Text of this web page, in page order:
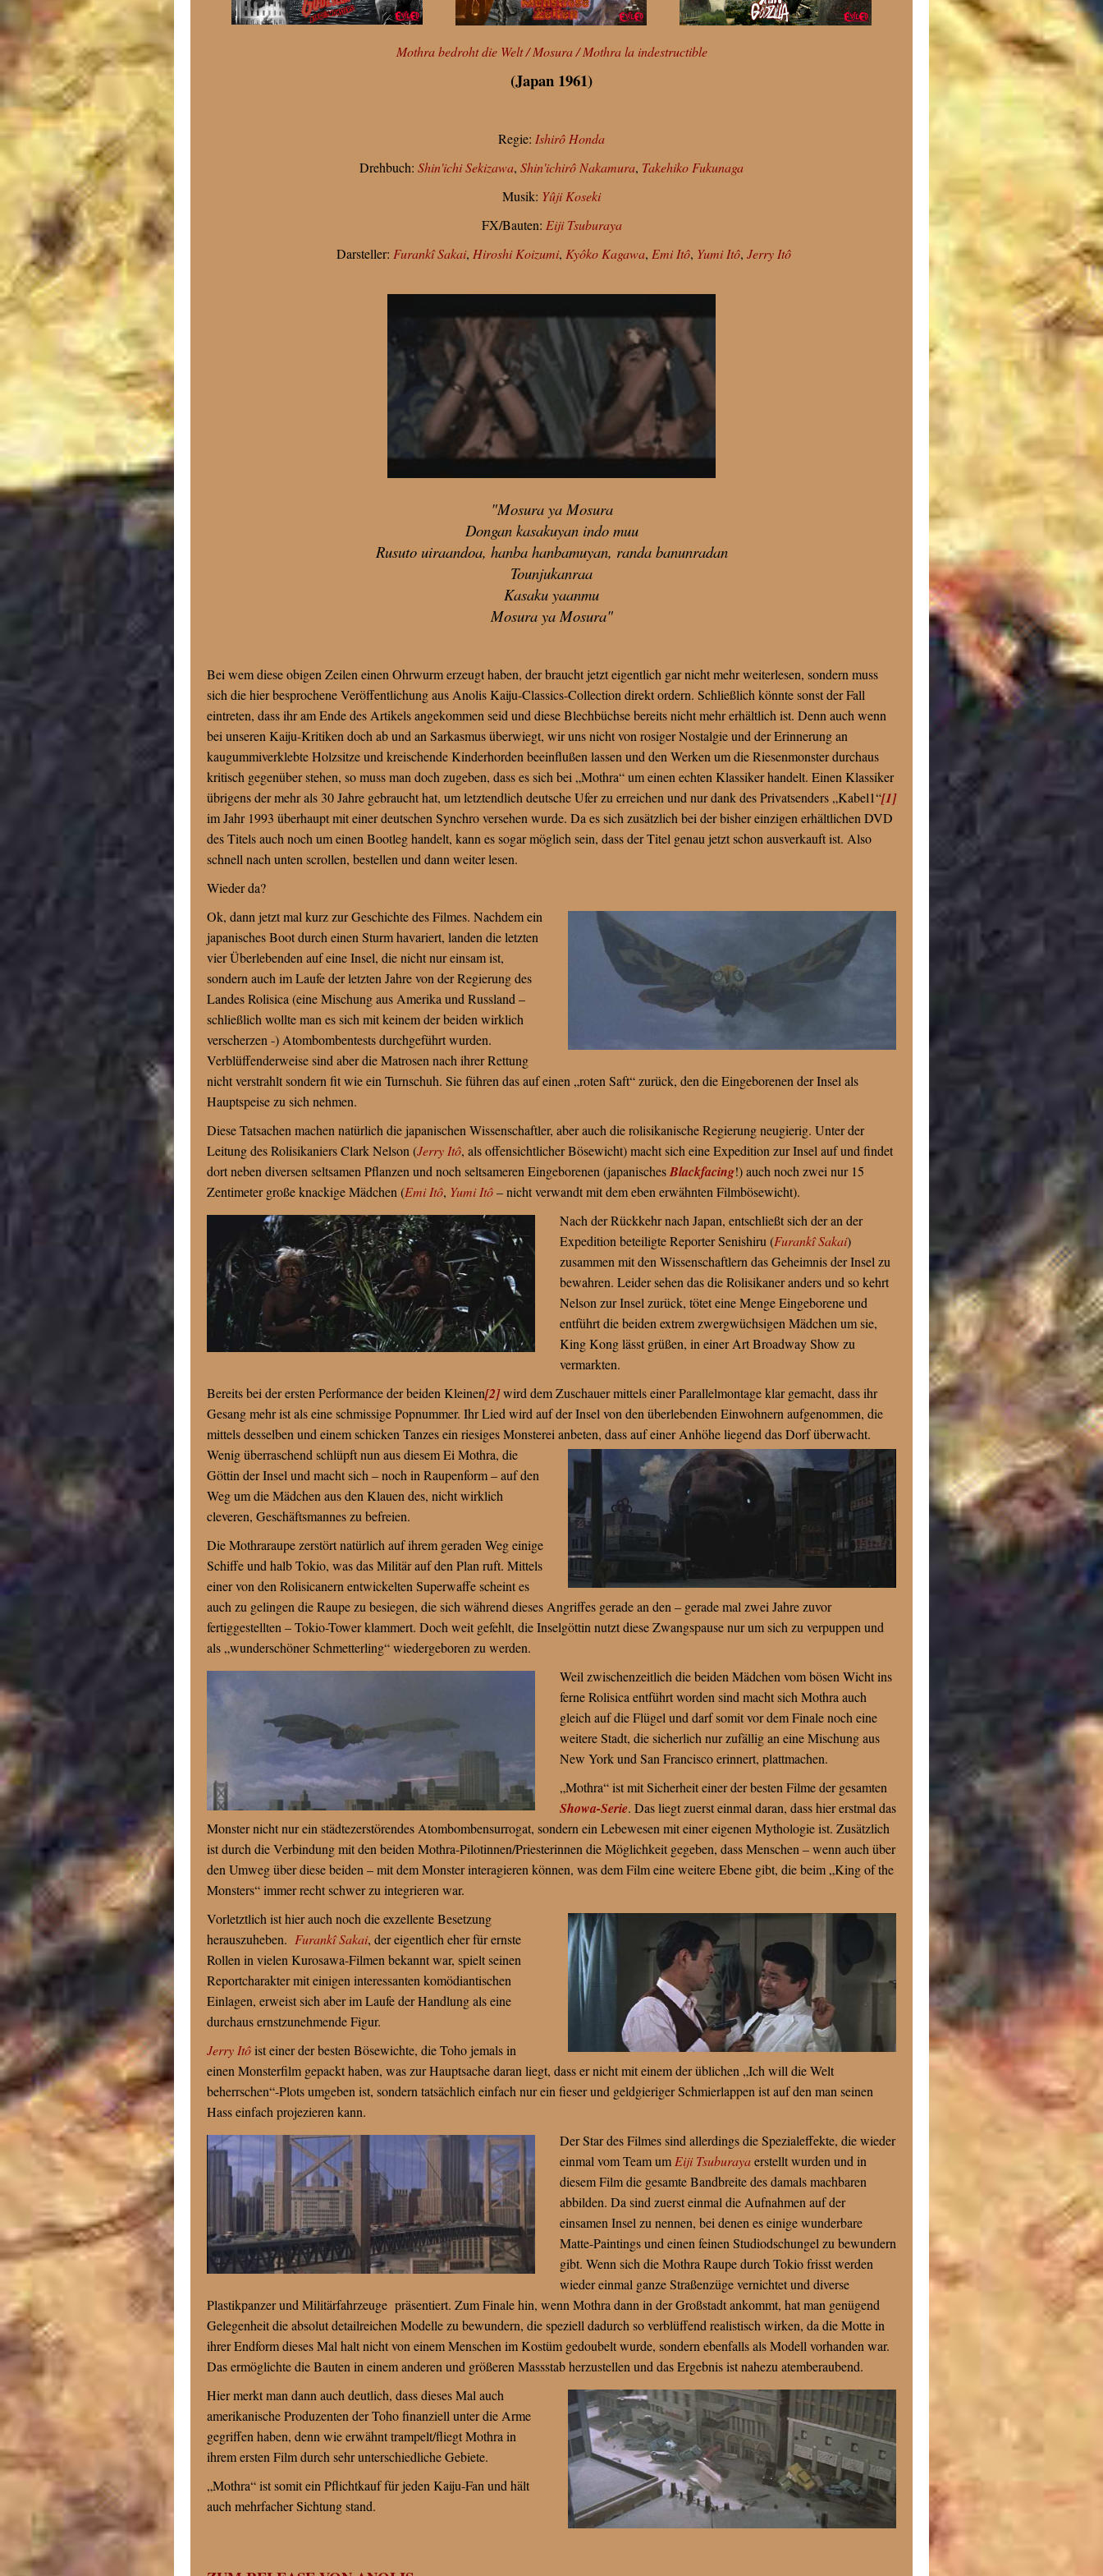
Mothra bedroht die Welt / Mosura / Mothra la indestructible
(Japan 1961)
Regie: Ishirô Honda
Drehbuch: Shin'ichi Sekizawa, Shin'ichirô Nakamura, Takehiko Fukunaga
Musik: Yûji Koseki
FX/Bauten: Eiji Tsuburaya
Darsteller: Furankî Sakai, Hiroshi Koizumi, Kyôko Kagawa, Emi Itô, Yumi Itô, Jerry Itô
"Mosura ya Mosura
Dongan kasakuyan indo muu
Rusuto uiraandoa, hanba hanbamuyan, randa banunradan
Tounjukanraa
Kasaku yaanmu
Mosura ya Mosura"
Bei wem diese obigen Zeilen einen Ohrwurm erzeugt haben, der braucht jetzt eigentlich gar nicht mehr weiterlesen, sondern muss
sich die hier besprochene Veröffentlichung aus Anolis Kaiju-Classics-Collection direkt ordern. Schließlich könnte sonst der Fall
eintreten, dass ihr am Ende des Artikels angekommen seid und diese Blechbüchse bereits nicht mehr erhältlich ist. Denn auch wenn
bei unseren Kaiju-Kritiken doch ab und an Sarkasmus überwiegt, wir uns nicht von rosiger Nostalgie und der Erinnerung an
kaugummiverklebte Holzsitze und kreischende Kinderhorden beeinflußen lassen und den Werken um die Riesenmonster durchaus
kritisch gegenüber stehen, so muss man doch zugeben, dass es sich bei „Mothra“ um einen echten Klassiker handelt. Einen Klassiker
übrigens der mehr als 30 Jahre gebraucht hat, um letztendlich deutsche Ufer zu erreichen und nur dank des Privatsenders „Kabel1“[1]
im Jahr 1993 überhaupt mit einer deutschen Synchro versehen wurde. Da es sich zusätzlich bei der bisher einzigen erhältlichen DVD
des Titels auch noch um einen Bootleg handelt, kann es sogar möglich sein, dass der Titel genau jetzt schon ausverkauft ist. Also
schnell nach unten scrollen, bestellen und dann weiter lesen.
Wieder da?
Ok, dann jetzt mal kurz zur Geschichte des Filmes. Nachdem ein
japanisches Boot durch einen Sturm havariert, landen die letzten
vier Überlebenden auf eine Insel, die nicht nur einsam ist,
sondern auch im Laufe der letzten Jahre von der Regierung des
Landes Rolisica (eine Mischung aus Amerika und Russland –
schließlich wollte man es sich mit keinem der beiden wirklich
verscherzen -) Atombombentests durchgeführt wurden.
Verblüffenderweise sind aber die Matrosen nach ihrer Rettung
nicht verstrahlt sondern fit wie ein Turnschuh. Sie führen das auf einen „roten Saft“ zurück, den die Eingeborenen der Insel als
Hauptspeise zu sich nehmen.
Diese Tatsachen machen natürlich die japanischen Wissenschaftler, aber auch die rolisikanische Regierung neugierig. Unter der
Leitung des Rolisikaniers Clark Nelson (Jerry Itô, als offensichtlicher Bösewicht) macht sich eine Expedition zur Insel auf und findet
dort neben diversen seltsamen Pflanzen und noch seltsameren Eingeborenen (japanischesBlackfacing!) auch noch zwei nur 15
Zentimeter große knackige Mädchen (Emi Itô, Yumi Itô– nicht verwandt mit dem eben erwähnten Filmbösewicht).
Nach der Rückkehr nach Japan, entschließt sich der an der
Expedition beteiligte Reporter Senishiru (Furankî Sakai)
zusammen mit den Wissenschaftlern das Geheimnis der Insel zu
bewahren. Leider sehen das die Rolisikaner anders und so kehrt
Nelson zur Insel zurück, tötet eine Menge Eingeborene und
entführt die beiden extrem zwergwüchsigen Mädchen um sie,
King Kong lässt grüßen, in einer Art Broadway Show zu
vermarkten.
Bereits bei der ersten Performance der beiden Kleinen[2]wird dem Zuschauer mittels einer Parallelmontage klar gemacht, dass ihr
Gesang mehr ist als eine schmissige Popnummer. Ihr Lied wird auf der Insel von den überlebenden Einwohnern aufgenommen, die
mittels desselben und einem schicken Tanzes ein riesiges Monsterei anbeten, dass auf einer Anhöhe liegend das Dorf überwacht.
Wenig überraschend schlüpft nun aus diesem Ei Mothra, die
Göttin der Insel und macht sich – noch in Raupenform – auf den
Weg um die Mädchen aus den Klauen des, nicht wirklich
cleveren, Geschäftsmannes zu befreien.
Die Mothraraupe zerstört natürlich auf ihrem geraden Weg einige
Schiffe und halb Tokio, was das Militär auf den Plan ruft. Mittels
einer von den Rolisicanern entwickelten Superwaffe scheint es
auch zu gelingen die Raupe zu besiegen, die sich während dieses Angriffes gerade an den – gerade mal zwei Jahre zuvor
fertiggestellten – Tokio-Tower klammert. Doch weit gefehlt, die Inselgöttin nutzt diese Zwangspause nur um sich zu verpuppen und
als „wunderschöner Schmetterling“ wiedergeboren zu werden.
Weil zwischenzeitlich die beiden Mädchen vom bösen Wicht ins
ferne Rolisica entführt worden sind macht sich Mothra auch
gleich auf die Flügel und darf somit vor dem Finale noch eine
weitere Stadt, die sicherlich nur zufällig an eine Mischung aus
New York und San Francisco erinnert, plattmachen.
„Mothra“ ist mit Sicherheit einer der besten Filme der gesamten
Showa-Serie. Das liegt zuerst einmal daran, dass hier erstmal das
Monster nicht nur ein städtezerstörendes Atombombensurrogat, sondern ein Lebewesen mit einer eigenen Mythologie ist. Zusätzlich
ist durch die Verbindung mit den beiden Mothra-Pilotinnen/Priesterinnen die Möglichkeit gegeben, dass Menschen – wenn auch über
den Umweg über diese beiden – mit dem Monster interagieren können, was dem Film eine weitere Ebene gibt, die beim „King of the
Monsters“ immer recht schwer zu integrieren war.
Vorletztlich ist hier auch noch die exzellente Besetzung
herauszuheben. Furankî Sakai, der eigentlich eher für ernste
Rollen in vielen Kurosawa-Filmen bekannt war, spielt seinen
Reportcharakter mit einigen interessanten komödiantischen
Einlagen, erweist sich aber im Laufe der Handlung als eine
durchaus ernstzunehmende Figur.
Jerry Itôist einer der besten Bösewichte, die Toho jemals in
einen Monsterfilm gepackt haben, was zur Hauptsache daran liegt, dass er nicht mit einem der üblichen „Ich will die Welt
beherrschen“-Plots umgeben ist, sondern tatsächlich einfach nur ein fieser und geldgieriger Schmierlappen ist auf den man seinen
Hass einfach projezieren kann.
Der Star des Filmes sind allerdings die Spezialeffekte, die wieder
einmal vom Team um Eiji Tsuburayaerstellt wurden und in
diesem Film die gesamte Bandbreite des damals machbaren
abbilden. Da sind zuerst einmal die Aufnahmen auf der
einsamen Insel zu nennen, bei denen es einige wunderbare
Matte-Paintings und einen feinen Studiodschungel zu bewundern
gibt. Wenn sich die Mothra Raupe durch Tokio frisst werden
wieder einmal ganze Straßenzüge vernichtet und diverse
Plastikpanzer und Militärfahrzeuge präsentiert. Zum Finale hin, wenn Mothra dann in der Großstadt ankommt, hat man genügend
Gelegenheit die absolut detailreichen Modelle zu bewundern, die speziell dadurch so verblüffend realistisch wirken, da die Motte in
ihrer Endform dieses Mal halt nicht von einem Menschen im Kostüm gedoubelt wurde, sondern ebenfalls als Modell vorhanden war.
Das ermöglichte die Bauten in einem anderen und größeren Massstab herzustellen und das Ergebnis ist nahezu atemberaubend.
Hier merkt man dann auch deutlich, dass dieses Mal auch
amerikanische Produzenten der Toho finanziell unter die Arme
gegriffen haben, denn wie erwähnt trampelt/fliegt Mothra in
ihrem ersten Film durch sehr unterschiedliche Gebiete.
„Mothra“ ist somit ein Pflichtkauf für jeden Kaiju-Fan und hält
auch mehrfacher Sichtung stand.